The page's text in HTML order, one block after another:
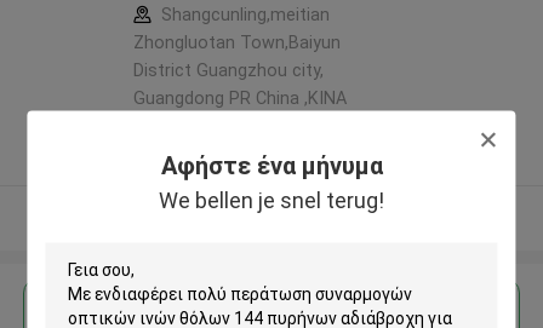
Αφήστε ένα μήνυμα
We bellen je snel terug!
κατασκευαστή
Shangcunling,meitian
Zhongluotan Town,Baiyun
District Guangzhou city,
Guangdong PR China ,ΚΙΝΑ
Ελεγχμένος προμηθευτής
Δείτε περισσότερων
Αποκτήστε την καλύτερη τιμή για